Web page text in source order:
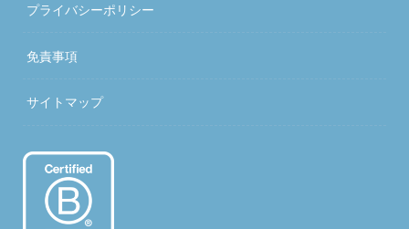
プライバシーポリシー
免責事項
サイトマップ